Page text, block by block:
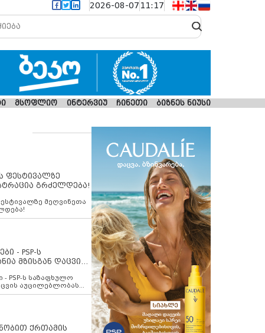
2026-08-07 11:17
მსოფლიო ინტერვიუ ჩინეთი ბიზნეს ნიუსი
ფესტივალზე
გრძელდება!
მეღვინეთა
- PSP-ს
მზისგან დაცვის
- PSP-ს საზაფხულო
აუცილებლობას
ქრთამის